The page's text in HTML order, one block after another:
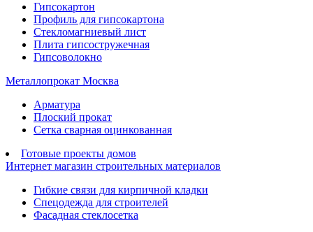
Гипсокартон
Профиль для гипсокартона
Стекломагниевый лист
Плита гипсостружечная
Гипсоволокно
Металлопрокат Москва
Арматура
Плоский прокат
Сетка сварная оцинкованная
Готовые проекты домов
Интернет магазин строительных материалов
Гибкие связи для кирпичной кладки
Спецодежда для строителей
Фасадная стеклосетка